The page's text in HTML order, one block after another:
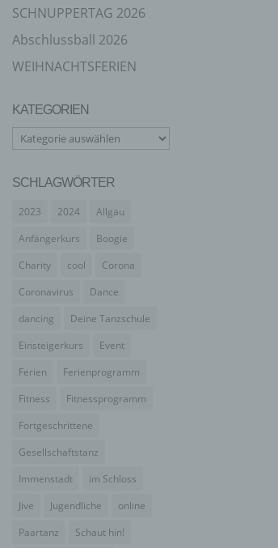
SCHNUPPERTAG 2026
Abschlussball 2026
WEIHNACHTSFERIEN
KATEGORIEN
Kategorien
SCHLAGWÖRTER
2023 2024
Allgäu
Anfängerkurs
Boogie
Charity
cool
Corona
Coronavirus
Dance
dancing
Deine Tanzschule
Einsteigerkurs
Event
Ferien
Ferienprogramm
Fitness
Fitnessprogramm
Fortgeschrittene
Gesellschaftstanz
Immenstadt
im Schloss
Jive
Jugendliche
online
Paartanz
Schaut hin!